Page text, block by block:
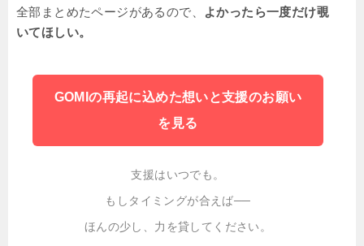
全部まとめたページがあるので、
よかったら一度だけ覗
いてほしい。
GOMIの再起に込めた想いと支援のお願い
を見る
支援はいつでも。
もしタイミングが合えば──
ほんの少し、力を貸してください。